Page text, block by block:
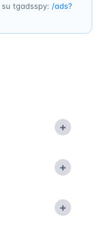
tgadsspy: /ads?
+
+
+